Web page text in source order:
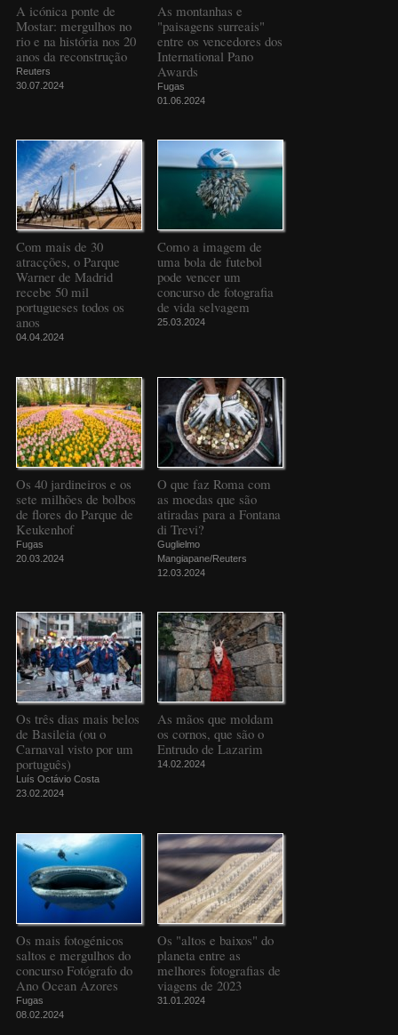
A icónica ponte de
Mostar: mergulhos no
rio e na história nos 20
anos da reconstrução
Reuters
30.07.2024
As montanhas e
"paisagens surreais"
entre os vencedores dos
International Pano
Awards
Fugas
01.06.2024
Com mais de 30
atracções, o Parque
Warner de Madrid
recebe 50 mil
portugueses todos os
anos
04.04.2024
Como a imagem de
uma bola de futebol
pode vencer um
concurso de fotografia
de vida selvagem
25.03.2024
Os 40 jardineiros e os
sete milhões de bolbos
de flores do Parque de
Keukenhof
Fugas
20.03.2024
O que faz Roma com
as moedas que são
atiradas para a Fontana
di Trevi?
Guglielmo
Mangiapane/Reuters
12.03.2024
Os três dias mais belos
de Basileia (ou o
Carnaval visto por um
português)
Luís Octávio Costa
23.02.2024
As mãos que moldam
os cornos, que são o
Entrudo de Lazarim
14.02.2024
Os mais fotogénicos
saltos e mergulhos do
concurso Fotógrafo do
Ano Ocean Azores
Fugas
08.02.2024
Os "altos e baixos" do
planeta entre as
melhores fotografias de
viagens de 2023
31.01.2024